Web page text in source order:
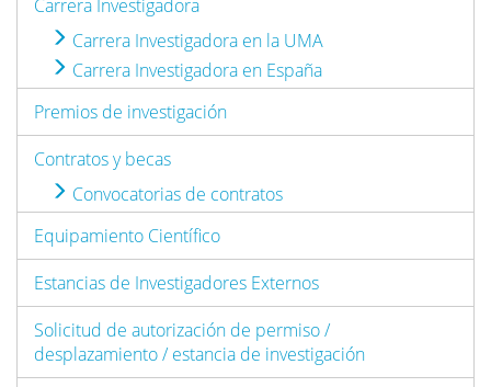
Carrera Investigadora
Carrera Investigadora en la UMA
Carrera Investigadora en España
Premios de investigación
Contratos y becas
Convocatorias de contratos
Equipamiento Científico
Estancias de Investigadores Externos
Solicitud de autorización de permiso /
desplazamiento / estancia de investigación